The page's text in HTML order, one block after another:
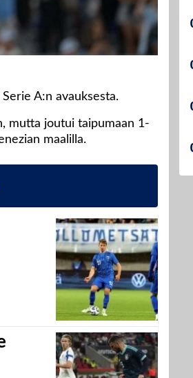
A:n avauksesta.
mutta joutui taipumaan 1-
maalilla.